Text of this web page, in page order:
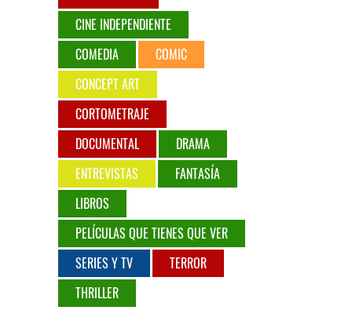
CINE INDEPENDIENTE
COMEDIA
COMIC
CONCEPT ART
CORTOMETRAJE
DOCUMENTAL
DRAMA
ENTREVISTAS
FANTASÍA
LIBROS
PELÍCULAS QUE TIENES QUE VER
SERIES Y TV
TERROR
THRILLER